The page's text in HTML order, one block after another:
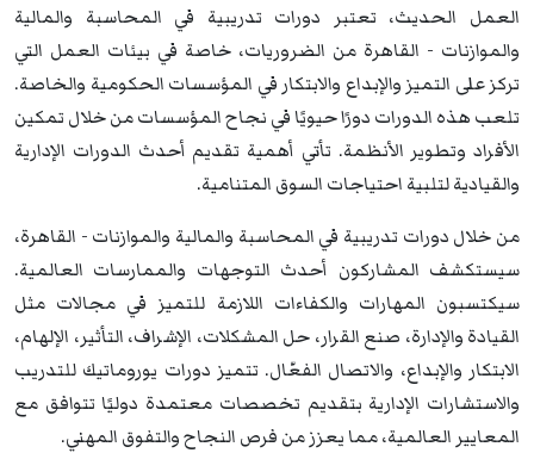
العمل الحديث، تعتبر دورات تدريبية في المحاسبة والمالية
والموازنات - القاهرة من الضروريات، خاصة في بيئات العمل التي
تركز على التميز والإبداع والابتكار في المؤسسات الحكومية والخاصة.
تلعب هذه الدورات دورًا حيويًا في نجاح المؤسسات من خلال تمكين
الأفراد وتطوير الأنظمة. تأتي أهمية تقديم أحدث الدورات الإدارية
والقيادية لتلبية احتياجات السوق المتنامية.
من خلال دورات تدريبية في المحاسبة والمالية والموازنات - القاهرة،
سيستكشف المشاركون أحدث التوجهات والممارسات العالمية.
سيكتسبون المهارات والكفاءات اللازمة للتميز في مجالات مثل
القيادة والإدارة، صنع القرار، حل المشكلات، الإشراف، التأثير، الإلهام،
الابتكار والإبداع، والاتصال الفعّال. تتميز دورات يوروماتيك للتدريب
والاستشارات الإدارية بتقديم تخصصات معتمدة دوليًا تتوافق مع
المعايير العالمية، مما يعزز من فرص النجاح والتفوق المهني.